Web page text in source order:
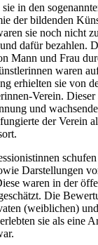
Buchtipps
von
Streifzüge
in den
der bildenden
sie noch nicht
dafür bezahlen.
Mann und Frau
waren
erhielten sie von
Verein.
und
der Verein
Darstellungen
waren in der
Die
(weiblichen)
sie als eine